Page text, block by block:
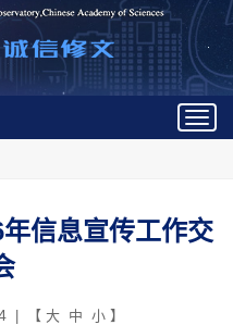
信息宣传工作交
| 【 大 中 小】